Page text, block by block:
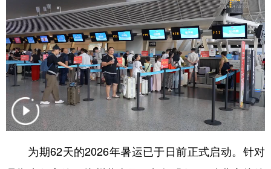
为期62天的2026年暑运已于日前正式启动。针对